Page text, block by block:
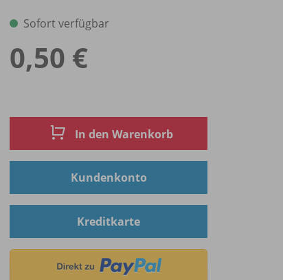
Sofort verfügbar
0,50 €
In den Warenkorb
Kundenkonto
Kreditkarte